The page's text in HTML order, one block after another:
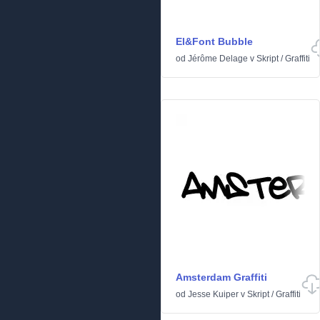
El&Font Bubble
od Jérôme Delage v Skript/Graffiti
Amsterdam Graffiti
od Jesse Kuiper v Skript/Graffiti